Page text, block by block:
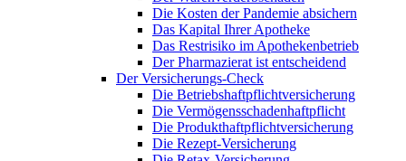
Die Kosten der Pandemie absichern
Das Kapital Ihrer Apotheke
Das Restrisiko im Apothekenbetrieb
Der Pharmazierat ist entscheidend
Der Versicherungs-Check
Die Betriebshaftpflichtversicherung
Die Vermögensschadenhaftpflicht
Die Produkthaftpflichtversicherung
Die Rezept-Versicherung